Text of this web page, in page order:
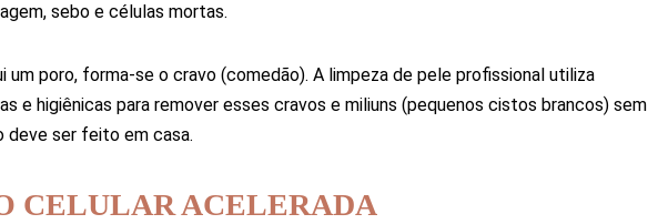
sebo e células mortas.
um poro, forma-se o cravo (comedão). A limpeza de pele profissional utiliza
e higiênicas para remover esses cravos e miliuns (pequenos cistos brancos) sem
deve ser feito em casa.
CELULAR ACELERADA